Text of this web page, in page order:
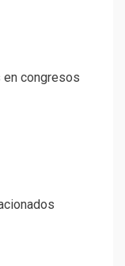
en congresos